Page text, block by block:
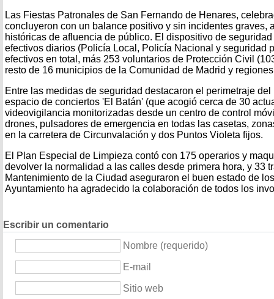
Las Fiestas Patronales de San Fernando de Henares,
concluyeron con un balance positivo y sin incidentes graves,
históricas de afluencia de público. El dispositivo de
efectivos diarios (Policía Local, Policía Nacional y seguridad
efectivos en total, más 253 voluntarios de Protección Civil
resto de 16 municipios de la Comunidad de Madrid y
Entre las medidas de seguridad destacaron el perimetraje
espacio de conciertos 'El Batán' (que acogió cerca de 30
videovigilancia monitorizadas desde un centro de control
drones, pulsadores de emergencia en todas las casetas,
en la carretera de Circunvalación y dos Puntos Violeta fijos.
El Plan Especial de Limpieza contó con 175 operarios y
devolver la normalidad a las calles desde primera hora, y 33
Mantenimiento de la Ciudad aseguraron el buen estado de
Ayuntamiento ha agradecido la colaboración de todos los
Escribir un comentario
Nombre (requerido)
E-mail
Sitio web